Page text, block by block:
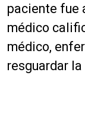
paciente fue
médico
médico,
resguardar